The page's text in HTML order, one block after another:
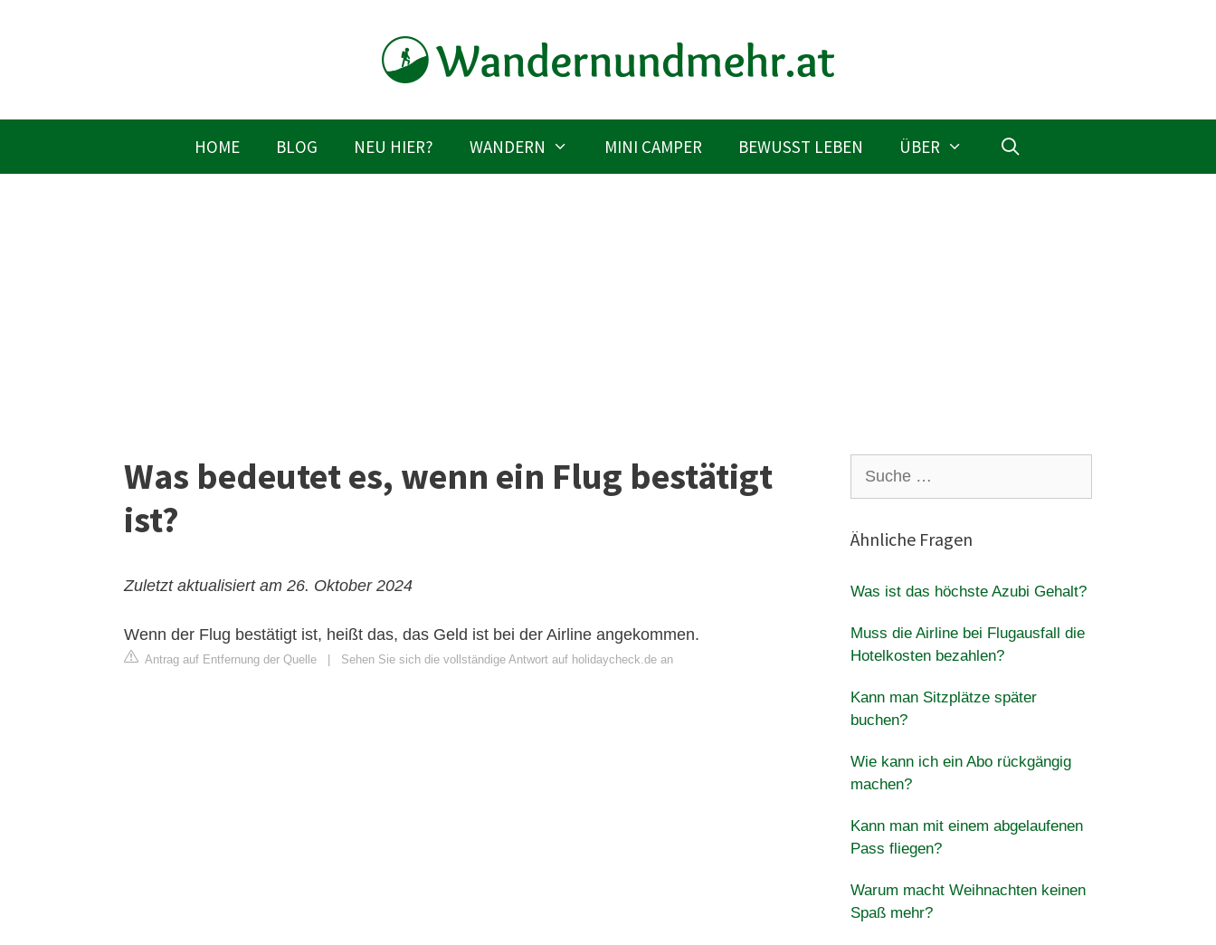
HOME BLOG NEU HIER? WANDERN MINI CAMPER BEWUSST LEBEN ÜBER
Was bedeutet es, wenn ein Flug bestätigt
ist?
Zuletzt aktualisiert am 26. Oktober 2024
Wenn der Flug bestätigt ist, heißt das, das Geld ist bei der Airline angekommen.
Antrag auf Entfernung der Quelle Sehen Sie sich die vollständige Antwort auf holidaycheck.de an
nach:
Ähnliche Fragen
Was ist das höchste Azubi Gehalt?
Muss die Airline bei Flugausfall die
Hotelkosten bezahlen?
Kann man Sitzplätze später
buchen?
Wie kann ich ein Abo rückgängig
machen?
Kann man mit einem abgelaufenen
Pass fliegen?
Warum macht Weihnachten keinen
Spaß mehr?